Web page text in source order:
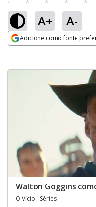
A+ A-
Adicione como fonte
Walton Goggins
O Vício - Séries